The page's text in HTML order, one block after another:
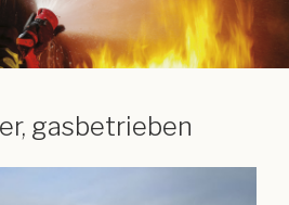
gasbetrieben